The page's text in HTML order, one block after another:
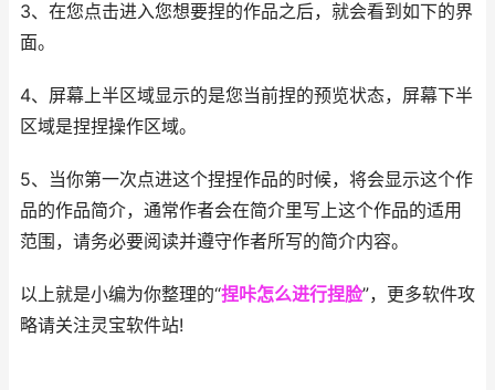
3、在您点击进入您想要捏的作品之后，就会看到如下的界
面。
4、屏幕上半区域显示的是您当前捏的预览状态，屏幕下半
区域是捏捏操作区域。
5、当你第一次点进这个捏捏作品的时候，将会显示这个作
品的作品简介，通常作者会在简介里写上这个作品的适用
范围，请务必要阅读并遵守作者所写的简介内容。
以上就是小编为你整理的“捏咔怎么进行捏脸”，更多软件攻
略请关注灵宝软件站!